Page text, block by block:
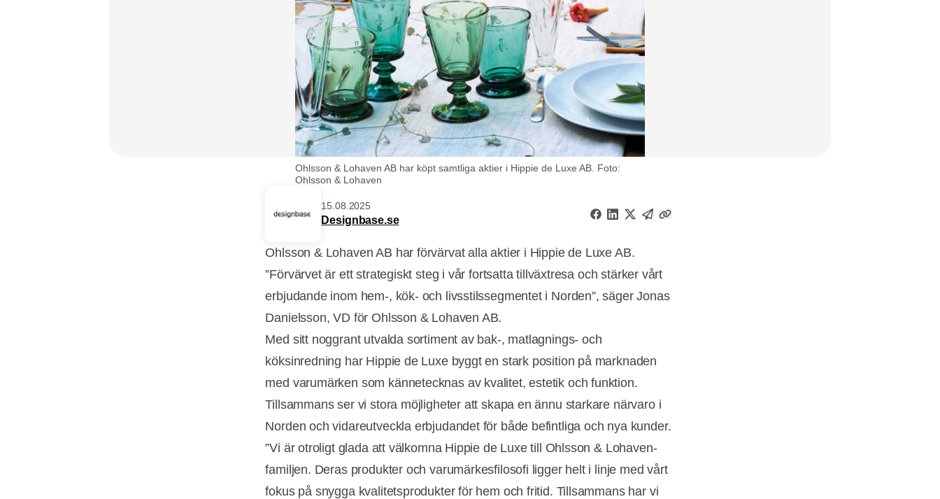
Ohlsson & Lohaven AB har köpt samtliga aktier i Hippie de Luxe AB. Foto:
Ohlsson & Lohaven
15.08.2025
Designbase.se
Ohlsson & Lohaven AB har förvärvat alla aktier i Hippie de Luxe AB.
”Förvärvet är ett strategiskt steg i vår fortsatta tillväxtresa och stärker vårt
erbjudande inom hem-, kök- och livsstilssegmentet i Norden”, säger Jonas
Danielsson, VD för Ohlsson & Lohaven AB.
Med sitt noggrant utvalda sortiment av bak-, matlagnings- och
köksinredning har Hippie de Luxe byggt en stark position på marknaden
med varumärken som kännetecknas av kvalitet, estetik och funktion.
Tillsammans ser vi stora möjligheter att skapa en ännu starkare närvaro i
Norden och vidareutveckla erbjudandet för både befintliga och nya kunder.
”Vi är otroligt glada att välkomna Hippie de Luxe till Ohlsson & Lohaven-
familjen. Deras produkter och varumärkesfilosofi ligger helt i linje med vårt
fokus på snygga kvalitetsprodukter för hem och fritid. Tillsammans har vi